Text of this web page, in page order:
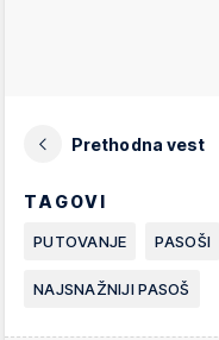
Prethodna vest
TAGOVI
PUTOVANJE PASOŠI
NAJSNAŽNIJI PASOŠ